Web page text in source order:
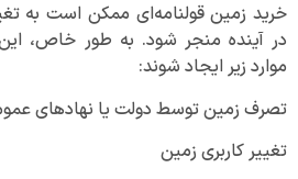
خرید زمین قولنامه‌ای ممکن است به
در آینده منجر شود. به طور خاص،
موارد زیر ایجاد شوند:
تصرف زمین توسط دولت یا نهادهای
تغییر کاربری زمین